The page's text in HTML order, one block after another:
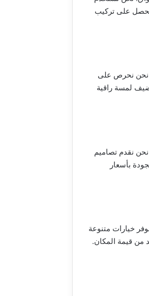
تحصل على تركيب
نحن نحرص على
لمسة راقية
نقدم تصاميم
بأسعار
خيارات متنوعة
من قيمة المكان.